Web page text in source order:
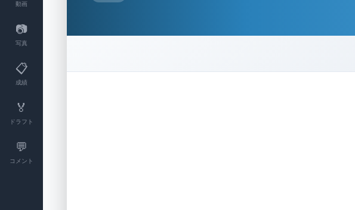
動画
📷
写真
📋
成績
🏅
ドラフト
💬
コメント